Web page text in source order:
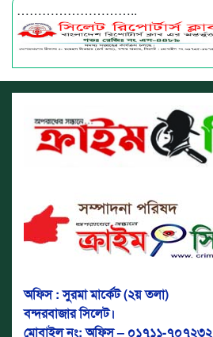
………………………..
অফিস : সুরমা মার্কেট (২য় তলা)
বন্দরবাজার সিলেট।
মোবাইল নং: অফিস – ০১৭১১-৭০৭২৩২